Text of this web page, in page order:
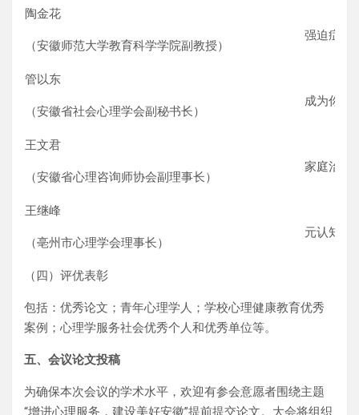
陶金花
（安徽师范大学教育科学学院副教授）
强迫症的
管以东
（安徽省社会心理学会副秘书长）
成为你自
王文君
（安徽省心理咨询师协会副理事长）
家庭治疗
王继峰
（亳州市心理学会理事长）
元认知技
（四）评优表彰
包括：优秀论文；青年心理学人；学校心理健康教育优秀
案例；心理学服务社会优秀个人和优秀单位等。
五、会议论文投稿
为确保本次会议的学术水平，欢迎有参会意愿者围绕主题
“增进心理服务，建设美好安徽”提前提交论文。大会将组织